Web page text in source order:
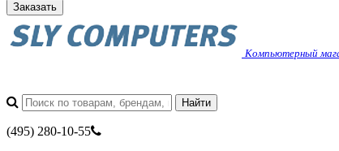
Заказать
Компьютерный
(495) 280-10-55